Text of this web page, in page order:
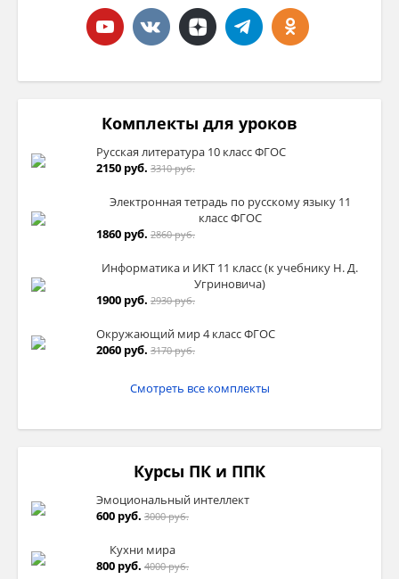
Комплекты для уроков
Русская литература 10 класс ФГОС
2150 руб. 3310 руб.
Электронная тетрадь по русскому языку 11
класс ФГОС
1860 руб. 2860 руб.
Информатика и ИКТ 11 класс (к учебнику Н. Д.
Угриновича)
1900 руб. 2930 руб.
Окружающий мир 4 класс ФГОС
2060 руб. 3170 руб.
Смотреть все комплекты
Курсы ПК и ППК
Эмоциональный интеллект
600 руб. 3000 руб.
Кухни мира
800 руб. 4000 руб.